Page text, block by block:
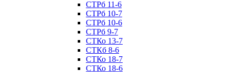
СТРб 11-6
СТРб 10-7
СТРб 10-6
СТРб 9-7
СТКо 13-7
СТКб 8-6
СТКо 18-7
СТКо 18-6